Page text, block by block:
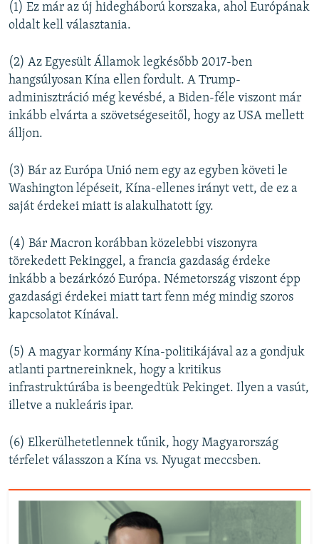
(1) Ez már az új hidegháború korszaka, ahol Európának
oldalt kell választania.
(2) Az Egyesült Államok legkésőbb 2017-ben
hangsúlyosan Kína ellen fordult. A Trump-
adminisztráció még kevésbé, a Biden-féle viszont már
inkább elvárta a szövetségeseitől, hogy az USA mellett
álljon.
(3) Bár az Európa Unió nem egy az egyben követi le
Washington lépéseit, Kína-ellenes irányt vett, de ez a
saját érdekei miatt is alakulhatott így.
(4) Bár Macron korábban közelebbi viszonyra
törekedett Pekinggel, a francia gazdaság érdeke
inkább a bezárkózó Európa. Németország viszont épp
gazdasági érdekei miatt tart fenn még mindig szoros
kapcsolatot Kínával.
(5) A magyar kormány Kína-politikájával az a gondjuk
atlanti partnereinknek, hogy a kritikus
infrastruktúrába is beengedtük Pekinget. Ilyen a vasút,
illetve a nukleáris ipar.
(6) Elkerülhetetlennek tűnik, hogy Magyarország
térfelet válasszon a Kína vs. Nyugat meccsben.